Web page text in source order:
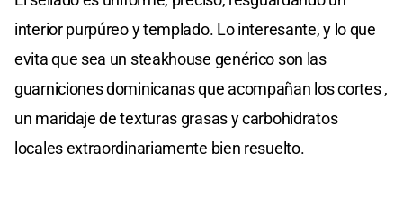
interior purpúreo y templado. Lo interesante, y lo que
evita que sea un steakhouse genérico son las
guarniciones dominicanas que acompañan los cortes ,
un maridaje de texturas grasas y carbohidratos
locales extraordinariamente bien resuelto.